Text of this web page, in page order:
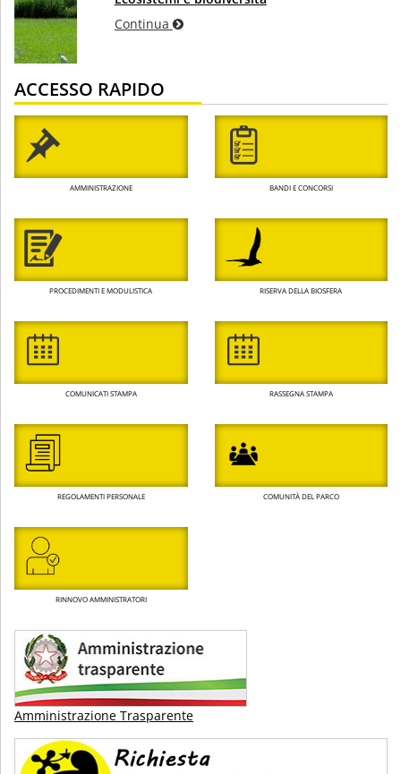
Continua
ACCESSO RAPIDO
AMMINISTRAZIONE BANDI E CONCORSI
PROCEDIMENTI E MODULISTICA RISERVA DELLA BIOSFERA
COMUNICATI STAMPA RASSEGNA STAMPA
REGOLAMENTI PERSONALE COMUNITÀ DEL PARCO
RINNOVO AMMINISTRATORI
Amministrazione Trasparente